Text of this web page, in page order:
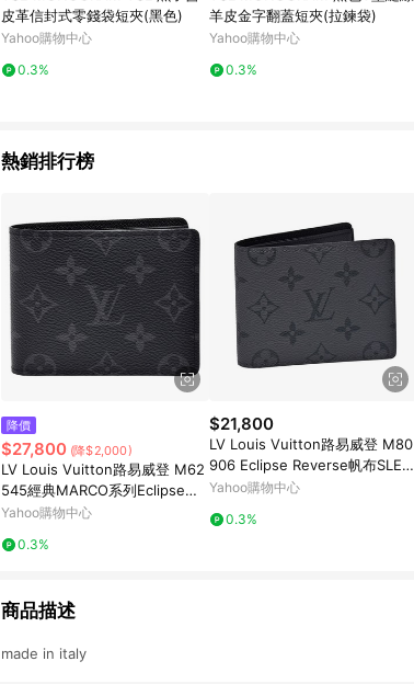
皮革信封式零錢袋短夾(黑色)
Yahoo購物中心
0.3%
羊皮金字翻蓋短夾(拉鍊袋)
Yahoo購物中心
0.3%
熱銷排行榜
降價
$27,800 (降$2,000)
LV Louis Vuitton路易威登 M62
545經典MARCO系列Eclipse帆
布印花摺疊短夾
Yahoo購物中心
0.3%
$21,800
LV Louis Vuitton路易威登 M80
906 Eclipse Reverse帆布SLEN
DER摺疊短夾(黑)
Yahoo購物中心
0.3%
商品描述
made in italy